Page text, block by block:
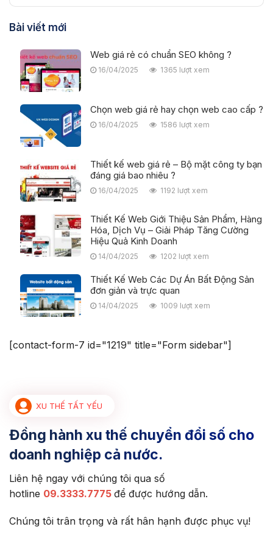
Bài viết mới
Web giá rẻ có chuẩn SEO không ?
16/04/2025 1365 lượt xem
Chọn web giá rẻ hay chọn web cao cấp ?
16/04/2025 1586 lượt xem
Thiết kế web giá rẻ – Bộ mặt công ty bạn
đáng giá bao nhiêu ?
16/04/2025 1192 lượt xem
Thiết Kế Web Giới Thiệu Sản Phẩm, Hàng
Hóa, Dịch Vụ – Giải Pháp Tăng Cường
Hiệu Quả Kinh Doanh
14/04/2025 1202 lượt xem
Thiết Kế Web Các Dự Án Bất Động Sản
đơn giản và trực quan
14/04/2025 1009 lượt xem
[contact-form-7 id="1219" title="Form sidebar"]
XU THẾ TẤT YẾU
Đồng hành xu thế chuyển đổi số cho
doanh nghiệp cả nước.
Liên hệ ngay với chúng tôi qua số
hotline 09.3333.7775 để được hướng dẫn.
Chúng tôi trân trọng và rất hân hạnh được phục vụ!